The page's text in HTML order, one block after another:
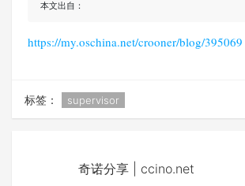
本文出自：
https://my.oschina.net/crooner/blog/395069
标签： supervisor
奇诺分享 | ccino.net